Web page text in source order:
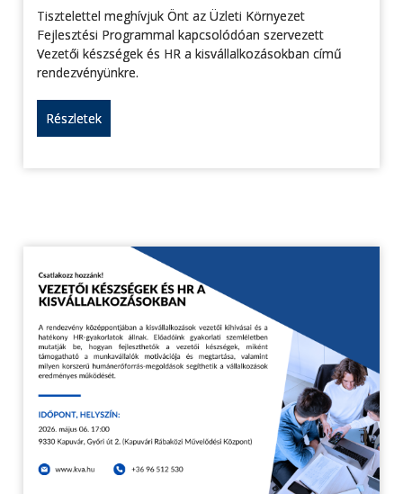
Tisztelettel meghívjuk Önt az Üzleti Környezet
Fejlesztési Programmal kapcsolódóan szervezett
Vezetői készségek és HR a kisvállalkozásokban című
rendezvényünkre.
Részletek